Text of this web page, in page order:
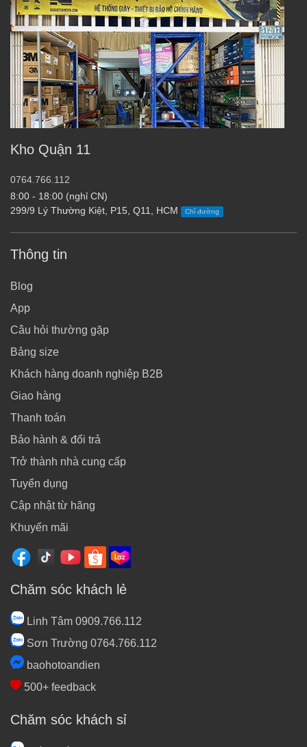
Kho Quận 11
0764.766.112
8:00 - 18:00 (nghỉ CN)
299/9 Lý Thường Kiệt, P15, Q11, HCM
Chỉ đường
Thông tin
Blog
App
Câu hỏi thường gặp
Bảng size
Khách hàng doanh nghiệp B2B
Giao hàng
Thanh toán
Bảo hành & đổi trả
Trở thành nhà cung cấp
Tuyển dụng
Cập nhật từ hãng
Khuyến mãi
Chăm sóc khách lẻ
Linh Tâm 0909.766.112
Sơn Trường 0764.766.112
baohotoandien
500+ feedback
Chăm sóc khách sỉ